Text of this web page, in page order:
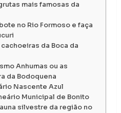
mais famosas da
no Rio Formoso e faça
da Boca da
Anhumas ou as
da Bodoquena
Nascente Azul
Municipal de Bonito
silvestre da região no